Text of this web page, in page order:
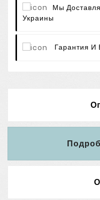
Мы
Украины
Гарантия И